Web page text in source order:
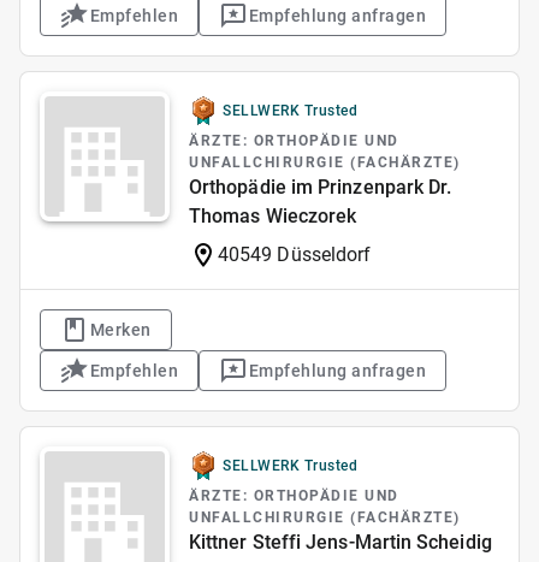
Empfehlen Empfehlung anfragen
SELLWERK Trusted
ÄRZTE: ORTHOPÄDIE UND
UNFALLCHIRURGIE (FACHÄRZTE)
Orthopädie im Prinzenpark Dr.
Thomas Wieczorek
40549 Düsseldorf
Merken
Empfehlen Empfehlung anfragen
SELLWERK Trusted
ÄRZTE: ORTHOPÄDIE UND
UNFALLCHIRURGIE (FACHÄRZTE)
Kittner Steffi Jens-Martin Scheidig